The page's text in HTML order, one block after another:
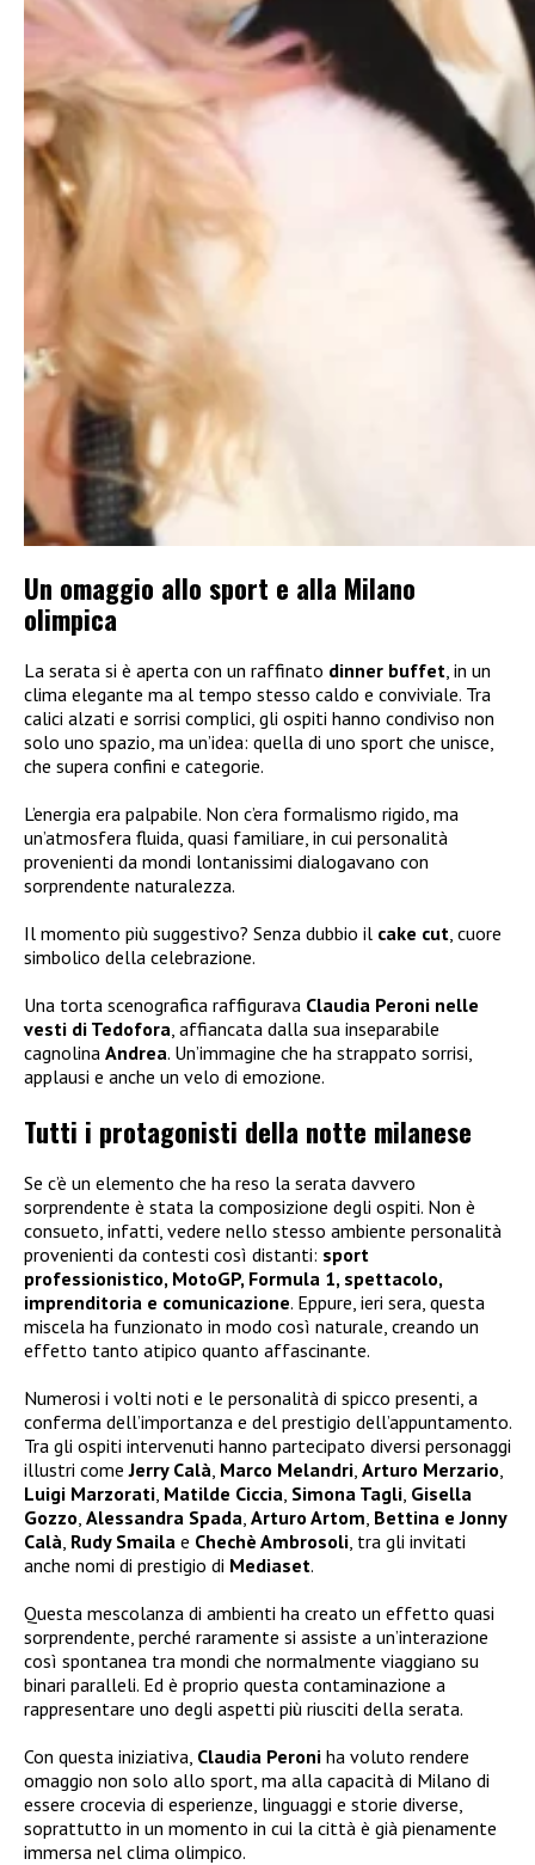
Un omaggio allo sport e alla Milano
olimpica
La serata si è aperta con un raffinato dinner buffet, in un
clima elegante ma al tempo stesso caldo e conviviale. Tra
calici alzati e sorrisi complici, gli ospiti hanno condiviso non
solo uno spazio, ma un’idea: quella di uno sport che unisce,
che supera confini e categorie.
L’energia era palpabile. Non c’era formalismo rigido, ma
un’atmosfera fluida, quasi familiare, in cui personalità
provenienti da mondi lontanissimi dialogavano con
sorprendente naturalezza.
Il momento più suggestivo? Senza dubbio il cake cut, cuore
simbolico della celebrazione.
Una torta scenografica raffigurava Claudia Peroni nelle
vesti di Tedofora, affiancata dalla sua inseparabile
cagnolina Andrea. Un’immagine che ha strappato sorrisi,
applausi e anche un velo di emozione.
Tutti i protagonisti della notte milanese
Se c’è un elemento che ha reso la serata davvero
sorprendente è stata la composizione degli ospiti. Non è
consueto, infatti, vedere nello stesso ambiente personalità
provenienti da contesti così distanti: sport
professionistico, MotoGP, Formula 1, spettacolo,
imprenditoria e comunicazione. Eppure, ieri sera, questa
miscela ha funzionato in modo così naturale, creando un
effetto tanto atipico quanto affascinante.
Numerosi i volti noti e le personalità di spicco presenti, a
conferma dell’importanza e del prestigio dell’appuntamento.
Tra gli ospiti intervenuti hanno partecipato diversi personaggi
illustri comeJerry Calà Marco Melandri Arturo Merzario
Luigi Marzorati Matilde Ciccia Simona Tagli Gisella
Gozzo Alessandra Spada Arturo Artom Bettina e Jonny
Calà Rudy Smaila e Chechè Ambrosoli , tra gli invitati
anche nomi di prestigio di Mediaset.
Questa mescolanza di ambienti ha creato un effetto quasi
sorprendente, perché raramente si assiste a un’interazione
così spontanea tra mondi che normalmente viaggiano su
binari paralleli. Ed è proprio questa contaminazione a
rappresentare uno degli aspetti più riusciti della serata.
Con questa iniziativa, Claudia Peroni ha voluto rendere
omaggio non solo allo sport, ma alla capacità di Milano di
essere crocevia di esperienze, linguaggi e storie diverse,
soprattutto in un momento in cui la città è già pienamente
immersa nel clima olimpico.